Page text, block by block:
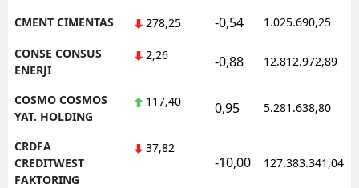
CMENT CIMENTAS 278,25 -0,54 1.025.690,25
CONSE CONSUS
ENERJI
2,26 -0,88 12.812.972,89
COSMO COSMOS
YAT. HOLDING
117,40 0,95 5.281.638,80
CRDFA
CREDITWEST
FAKTORING
37,82
-10,00 127.383.341,04